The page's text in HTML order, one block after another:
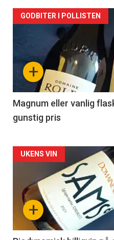
Forsiden
akkurat
nå
3
+
GODBITER I POLLISTEN
Magnum eller vanlig
gunstig pris
Forsiden
akkurat
nå+
UKENS VIN